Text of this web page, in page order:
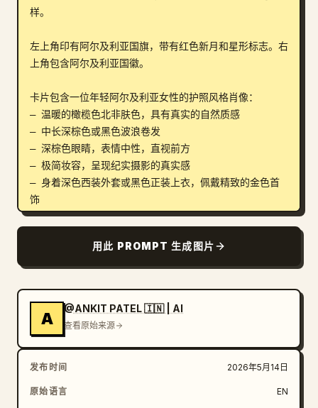
样。
左上角印有阿尔及利亚国旗，带有红色新月和星形标志。右
上角包含阿尔及利亚国徽。
卡片包含一位年轻阿尔及利亚女性的护照风格肖像：
– 温暖的橄榄色北非肤色，具有真实的自然质感
– 中长深棕色或黑色波浪卷发
– 深棕色眼睛，表情中性，直视前方
– 极简妆容，呈现纪实摄影的真实感
– 身着深色西装外套或黑色正装上衣，佩戴精致的金色首
饰
– اللقب / Nom / Surname
: BENYAHIA
– الاسم / Prénom / LEÏLA AMEL
14 MAI / MAY 1993
Birth: ALGER, ALGÉRIE
– الجنسية / Nationalité / Nationality:
ALGÉRIENNE
– رقم المواطنة / Numéro de citoyenneté /
用此 PROMPT 生成图片
A
@ANKIT PATEL 🇮🇳 | AI
查看原始来源
发布时间 2026年5月14日
原始语言 EN